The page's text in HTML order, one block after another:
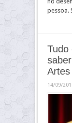
pessoa.
Tudo
14/09/